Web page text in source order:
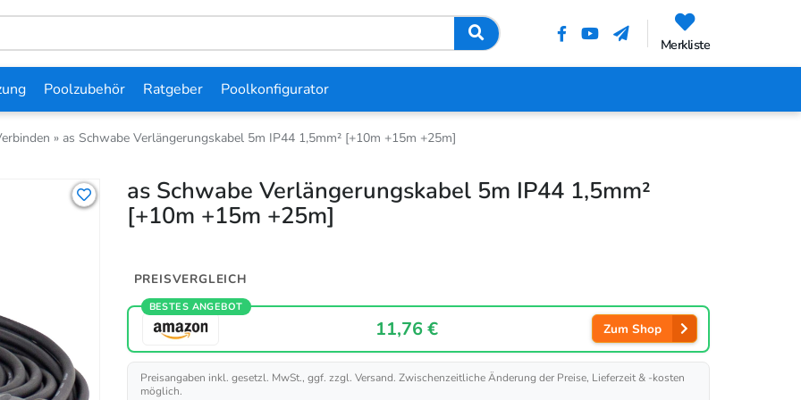
Merkliste
Poolzubehör Ratgeber Poolkonfigurator
» as Schwabe Verlängerungskabel 5m IP44 1,5mm² [+10m +15m +25m]
as Schwabe Verlängerungskabel 5m IP44 1,5mm²
[+10m +15m +25m]
PREISVERGLEICH
BESTES ANGEBOT
11,76 € Zum Shop
Preisangaben inkl. gesetzl. MwSt., ggf. zzgl. Versand. Zwischenzeitliche Änderung der Preise, Lieferzeit & -kosten
möglich.